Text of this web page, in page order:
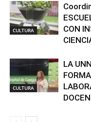
CULTURA
CON
CULTURA
LA